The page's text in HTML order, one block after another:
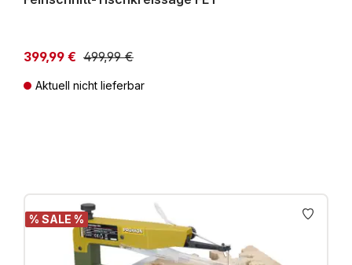
399,99 € 499,99 €
Aktuell nicht lieferbar
% SALE %